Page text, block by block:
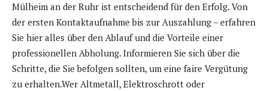
Mülheim an der Ruhr ist entscheidend für den Erfolg. Von
der ersten Kontaktaufnahme bis zur Auszahlung – erfahren
Sie hier alles über den Ablauf und die Vorteile einer
professionellen Abholung. Informieren Sie sich über die
Schritte, die Sie befolgen sollten, um eine faire Vergütung
zu erhalten.Wer Altmetall, Elektroschrott oder